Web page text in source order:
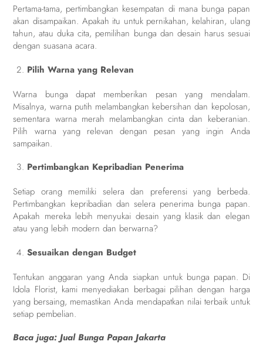
Pertama-tama, pertimbangkan kesempatan di mana bunga papan
akan disampaikan. Apakah itu untuk pernikahan, kelahiran, ulang
tahun, atau duka cita, pemilihan bunga dan desain harus sesuai
dengan suasana acara.
Pilih Warna yang Relevan
Warna bunga dapat memberikan pesan yang mendalam.
Misalnya, warna putih melambangkan kebersihan dan kepolosan,
sementara warna merah melambangkan cinta dan keberanian.
Pilih warna yang relevan dengan pesan yang ingin Anda
sampaikan.
Pertimbangkan Kepribadian Penerima
Setiap orang memiliki selera dan preferensi yang berbeda.
Pertimbangkan kepribadian dan selera penerima bunga papan.
Apakah mereka lebih menyukai desain yang klasik dan elegan
atau yang lebih modern dan berwarna?
Sesuaikan dengan Budget
Tentukan anggaran yang Anda siapkan untuk bunga papan. Di
Idola Florist, kami menyediakan berbagai pilihan dengan harga
yang bersaing, memastikan Anda mendapatkan nilai terbaik untuk
setiap pembelian.
Baca juga:Jual Bunga Papan Jakarta